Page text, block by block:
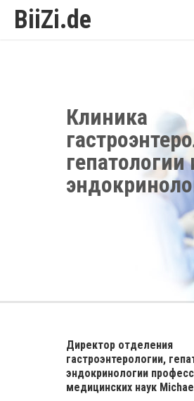
BiiZi.de
Клиника
гепатологии
Директор отделения
гастроэнтерологии,
эндокринологии
медицинских наук